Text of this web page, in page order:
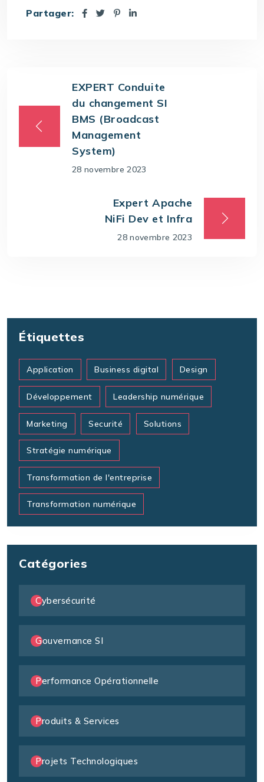
Partager:
EXPERT Conduite
du changement SI
BMS (Broadcast
Management
System)
28 novembre 2023
Expert Apache
NiFi Dev et Infra
28 novembre 2023
Étiquettes
Application Business digital Design
Développement Leadership numérique
Marketing Securité Solutions
Stratégie numérique
Transformation de l'entreprise
Transformation numérique
Catégories
Cybersécurité
Gouvernance SI
Performance Opérationnelle
Produits & Services
Projets Technologiques